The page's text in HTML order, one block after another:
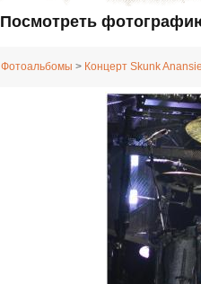
Посмотреть
Фотоальбомы > Концерт Skunk